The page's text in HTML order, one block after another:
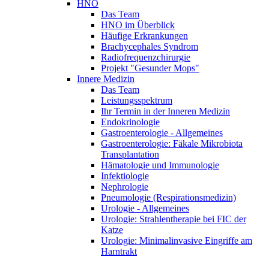
HNO
Das Team
HNO im Überblick
Häufige Erkrankungen
Brachycephales Syndrom
Radiofrequenzchirurgie
Projekt "Gesunder Mops"
Innere Medizin
Das Team
Leistungsspektrum
Ihr Termin in der Inneren Medizin
Endokrinologie
Gastroenterologie - Allgemeines
Gastroenterologie: Fäkale Mikrobiota
Transplantation
Hämatologie und Immunologie
Infektiologie
Nephrologie
Pneumologie (Respirationsmedizin)
Urologie - Allgemeines
Urologie: Strahlentherapie bei FIC der
Katze
Urologie: Minimalinvasive Eingriffe am
Harntrakt